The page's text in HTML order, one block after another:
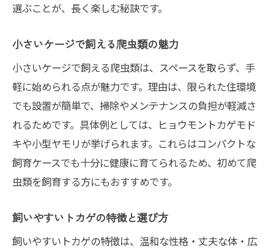
選ぶことが、長く楽しむ秘訣です。
小さいケージで飼える爬虫類の魅力
小さいケージで飼える爬虫類は、スペースを取らず、手
軽に始められる点が魅力です。理由は、限られた住環境
でも設置が簡単で、掃除やメンテナンスの負担が軽減さ
れるためです。具体例としては、ヒョウモントカゲモド
キや小型ヤモリが挙げられます。これらはコンパクトな
飼育ケースでも十分に健康に育てられるため、初めて爬
虫類を飼育する方にもおすすめです。
飼いやすいトカゲの特徴と選び方
飼いやすいトカゲの特徴は、温和な性格・丈夫な体・広